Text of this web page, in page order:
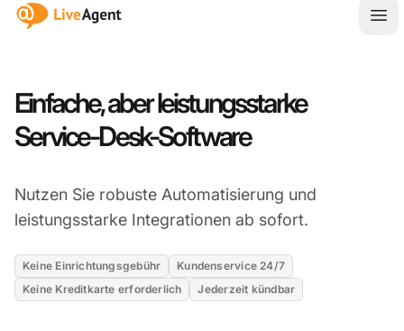
:site.title
Einfache, aber leistungsstarke
Service-Desk-Software
Nutzen Sie robuste Automatisierung und
leistungsstarke Integrationen ab sofort.
Keine Einrichtungsgebühr
Kundenservice 24/7
Keine Kreditkarte erforderlich
Jederzeit kündbar